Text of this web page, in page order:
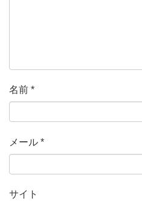
名前 *
メール *
サイト